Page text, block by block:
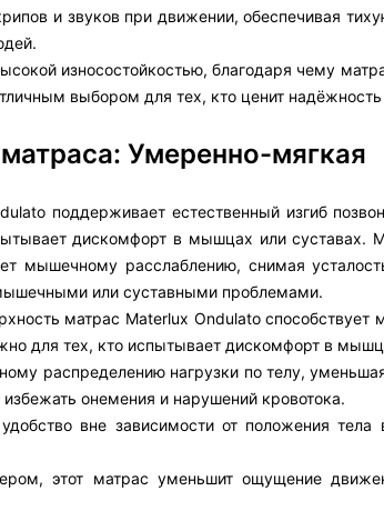
и звуков при движении, обеспечивая
износостойкостью, благодаря чему
выбором для тех, кто ценит надёжность
Умеренно-мягкая
поддерживает естественный изгиб
дискомфорт в мышцах или суставах.
мышечному расслаблению, снимая
или суставными проблемами.
матрас Materlux Ondulato
для тех, кто испытывает дискомфорт в
распределению нагрузки по телу,
онемения и нарушений кровотока.
вне зависимости от положения
этот матрас уменьшит ощущение